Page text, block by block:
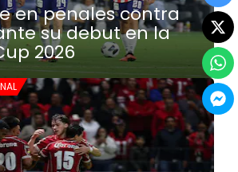
en penales contra
su debut en la
2026